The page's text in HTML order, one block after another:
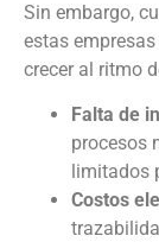
Sin embargo,
estas
crecer al ritmo
Falta de
procesos
limitados
Costos